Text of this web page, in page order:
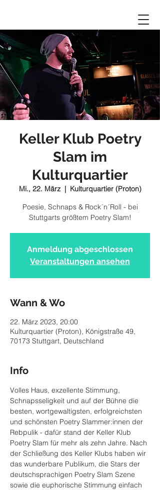
Keller Klub Poetry
Slam im
Kulturquartier
Mi., 22. März
  |
Kulturquartier (Proton)
Poesie, Schnaps & Rock´n´Roll - bei
Stuttgarts größtem Poetry Slam!
Anmeldung abgeschlossen
Veranstaltungen ansehen
Wann & Wo
22. März 2023, 20:00
Kulturquartier (Proton), Königstraße 49,
70173 Stuttgart, Deutschland
Info
Volles Haus, exzellente Stimmung,
Schnapsseligkeit und auf der Bühne die
besten, wortgewaltigsten, erfolgreichsten
und schönsten Poetry Slammer:innen der
Rebpulik - dafür stand der Keller Klub
Poetry Slam für mehr als zehn Jahre. Nach
der Schließung des Keller Klubs haben wir
das wunderbare Publikum, die Stars der
deutschsprachigen Poetry Slam Szene
sowie die euphorische Stimmung einfach